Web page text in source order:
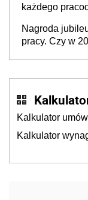
każdego
Nagroda
pracy. Czy w
Kalkulator
Kalkulator